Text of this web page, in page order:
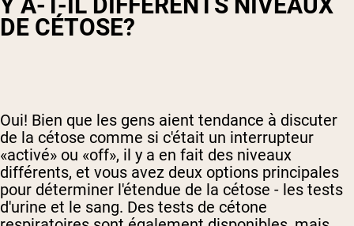
DE CÉTOSE?
Oui! Bien que les gens aient tendance à discuter
de la cétose comme si c'était un interrupteur
«activé» ou «off», il y a en fait des niveaux
différents, et vous avez deux options principales
pour déterminer l'étendue de la cétose - les tests
d'urine et le sang. Des tests de cétone